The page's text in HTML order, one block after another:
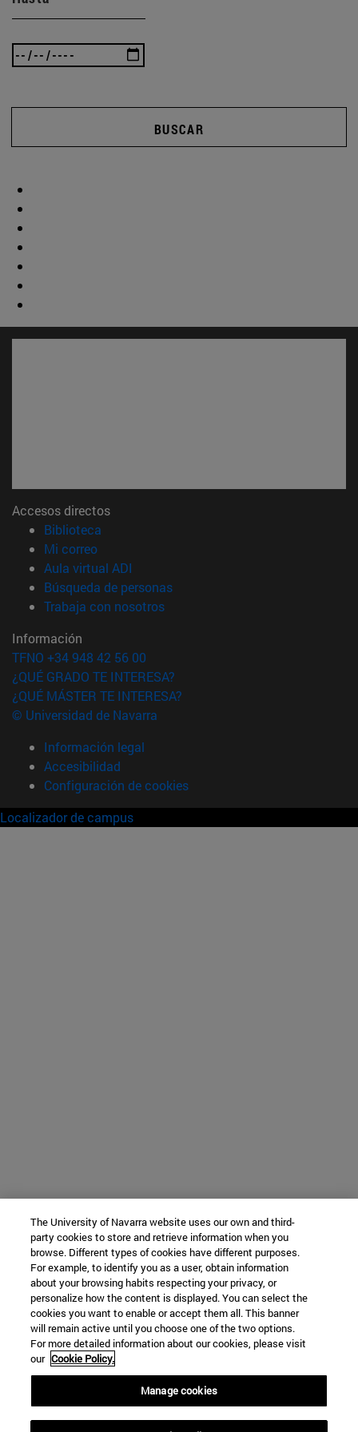
BUSCAR
Accesos directos
Biblioteca
Mi correo(abre en nueva ventana)
Aula virtual ADI
Búsqueda de personas(abre en nueva ventana)
Trabaja con nosotros(abre en nueva ventana)
Información
TFNO +34 948 42 56 00
¿QUÉ GRADO TE INTERESA?
¿QUÉ MÁSTER TE INTERESA?
© Universidad de Navarra
Información legal
Accesibilidad
Configuración de cookies
Localizador de campus
The University of Navarra website uses our own and third-
party cookies to store and retrieve information when you
browse. Different types of cookies have different purposes.
For example, to identify you as a user, obtain information
about your browsing habits respecting your privacy, or
personalize how the content is displayed. You can select the
cookies you want to enable or accept them all. This banner
will remain active until you choose one of the two options.
For more detailed information about our cookies, please visit
our Cookie Policy.
Manage cookies